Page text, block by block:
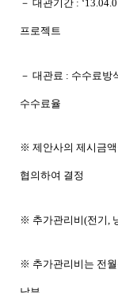
－ 대관기간 :
프로젝트
－ 대관료 : 수수료
수수료율
※ 제안사의 제시금
협의하여 결정
※ 추가관리비(전기,
※ 추가관리비는 전